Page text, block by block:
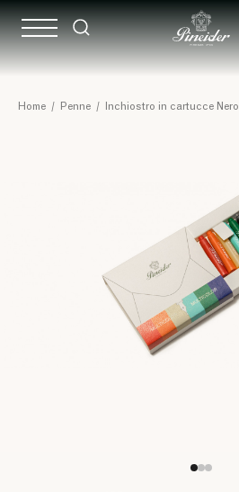
Home / Penne / Inchiostro in cartucce Nero